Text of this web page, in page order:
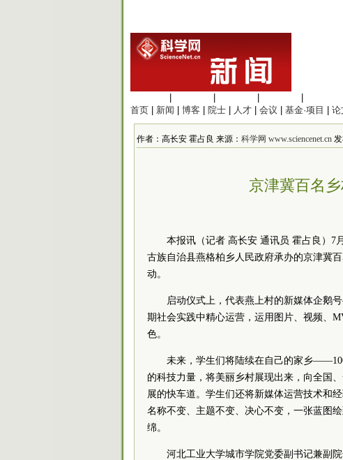
首页
新闻 博客 院士 人才 会议 基金·项目 论
作者：高长安 霍占良 来源： 科学网 www.sciencenet.cn
京津冀百名
本报讯（记者 高长安 通讯员 霍占良）7
古族自治县燕格柏乡人民政府承办的京津冀
动。
启动仪式上，代表燕上村的新媒体企鹅
期社会实践中精心运营，运用图片、视频、
色。
未来，学生们将陆续在自己的家乡
的科技力量，将美丽乡村展现出来，向全国
展的快车道。学生们还将新媒体运营技术和
名称不变、主题不变、决心不变，一张蓝图
绵。
河北工业大学城市学院党委副书记兼副